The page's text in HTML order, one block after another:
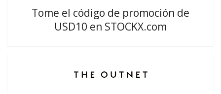
Tome el código de promoción de
USD10 en STOCKX.com